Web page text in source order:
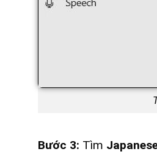
Bước 3: Tìm